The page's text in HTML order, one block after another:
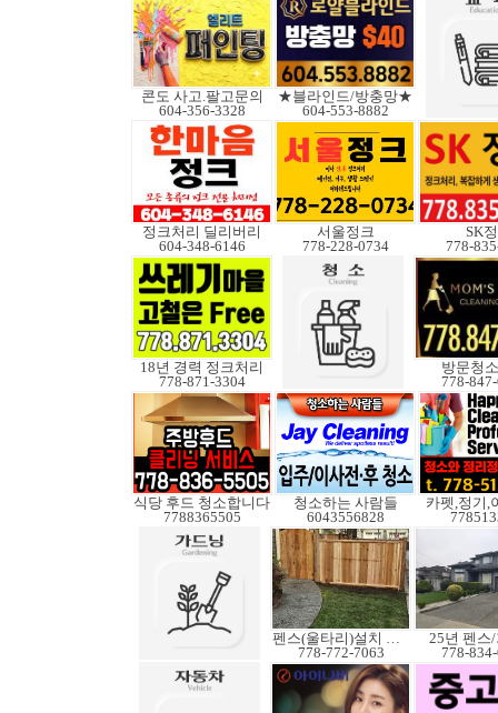
콘도 사고.팔고문의
604-356-3328
★블라인드/방충망★
604-553-8882
정크처리 딜리버리
604-348-6146
서울정크
778-228-0734
SK
778-
18년 경력 정크처리
778-871-3304
방문청
778-
식당 후드 청소합니다
7788365505
청소하는 사람들
6043556828
카펫,정기,
펜스(울타리)설치 수리
778-772-7063
25년 펜스
778-